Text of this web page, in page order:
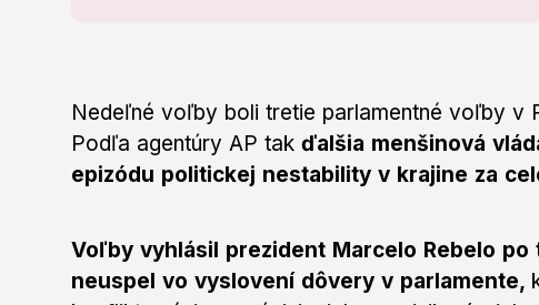
Nedeľné voľby boli tretie parlamentné voľby v
Podľa agentúry AP tak ďalšia menšinová
epizódu politickej nestability v krajine za
Voľby vyhlásil prezident Marcelo Rebelo
neuspel vo vyslovení dôvery v parlamente,